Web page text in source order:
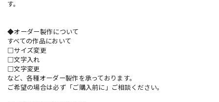
す。
◆オーダー製作について
すべての作品において
□サイズ変更
□文字入れ
□文字変更
など、各種オーダー製作を承っております。
ご希望の場合は必ず「ご購入前に」ご相談ください。